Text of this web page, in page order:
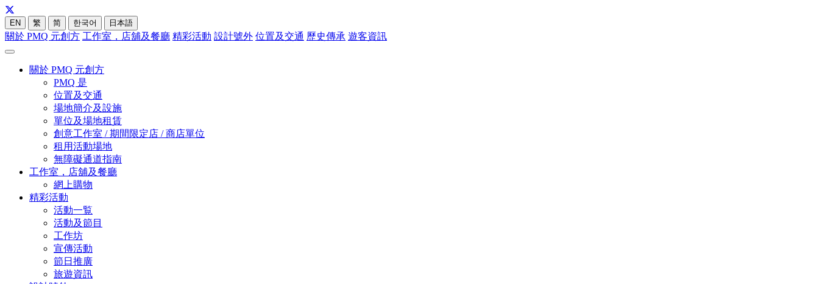
EN 繁 简 한국어 日本語
關於 PMQ 元創方 工作室，店舖及餐廳 精彩活動 設計號外 位置及交通 歷史傳承 遊客資訊
關於 PMQ 元創方
PMQ 是
位置及交通
場地簡介及設施
單位及場地租賃
創意工作室 / 期間限定店 / 商店單位
租用活動場地
無障礙通道指南
工作室，店舖及餐廳
網上購物
精彩活動
活動一覧
活動及節目
工作坊
宣傳活動
節日推廣
旅遊資訊